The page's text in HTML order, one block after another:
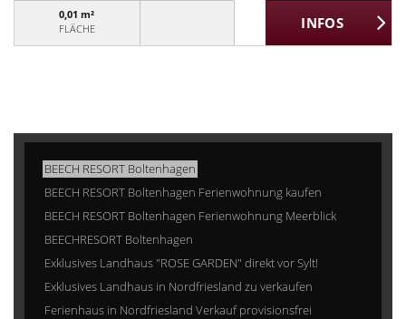
0,01 m²
FLÄCHE
BEECH RESORT Boltenhagen
BEECH RESORT Boltenhagen Ferienwohnung kaufen
BEECH RESORT Boltenhagen Ferienwohnung Meerblick
BEECHRESORT Boltenhagen
Exklusives Landhaus "ROSE GARDEN" direkt vor Sylt!
Exklusives Landhaus in Nordfriesland zu verkaufen
Ferienhaus in Nordfriesland Verkauf provisionsfrei